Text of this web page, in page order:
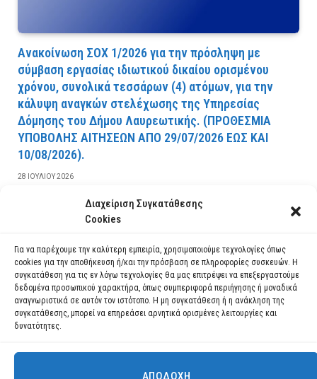
Διαχείριση Συγκατάθεσης
Cookies
Για να παρέχουμε την καλύτερη εμπειρία, χρησιμοποιούμε τεχνολογίες όπως
cookies για την αποθήκευση ή/και την πρόσβαση σε πληροφορίες συσκευών. Η
συγκατάθεση για τις εν λόγω τεχνολογίες θα μας επιτρέψει να επεξεργαστούμε
δεδομένα προσωπικού χαρακτήρα, όπως συμπεριφορά περιήγησης ή μοναδικά
αναγνωριστικά σε αυτόν τον ιστότοπο. Η μη συγκατάθεση ή η ανάκληση της
συγκατάθεσης, μπορεί να επηρεάσει αρνητικά ορισμένες λειτουργίες και
δυνατότητες.
ΑΠΟΔΟΧΉ
Ανακοίνωση ΣΟΧ 1/2026 για την πρόσληψη με
σύμβαση εργασίας ιδιωτικού δικαίου ορισμένου
χρόνου, συνολικά τεσσάρων (4) ατόμων, για την
κάλυψη αναγκών στελέχωσης της Υπηρεσίας
Δόμησης του Δήμου Λαυρεωτικής. (ΠPOΘEΣMIA
YΠOBOΛHΣ AITHΣEΩN AΠO 29/07/2026 EΩΣ KAI
10/08/2026).
28 ΙΟΥΛΊΟΥ 2026
ΔΙΑΒΆΣΤΕ ΠΕΡΙΣΣΌΤΕΡΑ